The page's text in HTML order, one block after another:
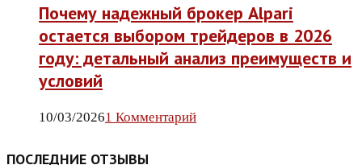
Почему надежный брокер Alpari
остается выбором трейдеров в 2026
году: детальный анализ преимуществ и
условий
10/03/20261 Комментарий
ПОСЛЕДНИЕ ОТЗЫВЫ